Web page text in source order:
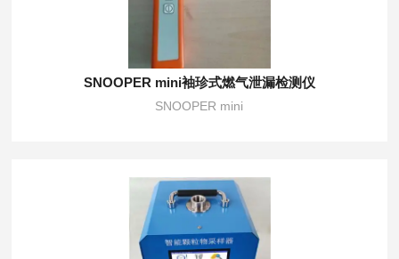
SNOOPER mini袖珍式燃气泄漏检测仪
SNOOPER mini